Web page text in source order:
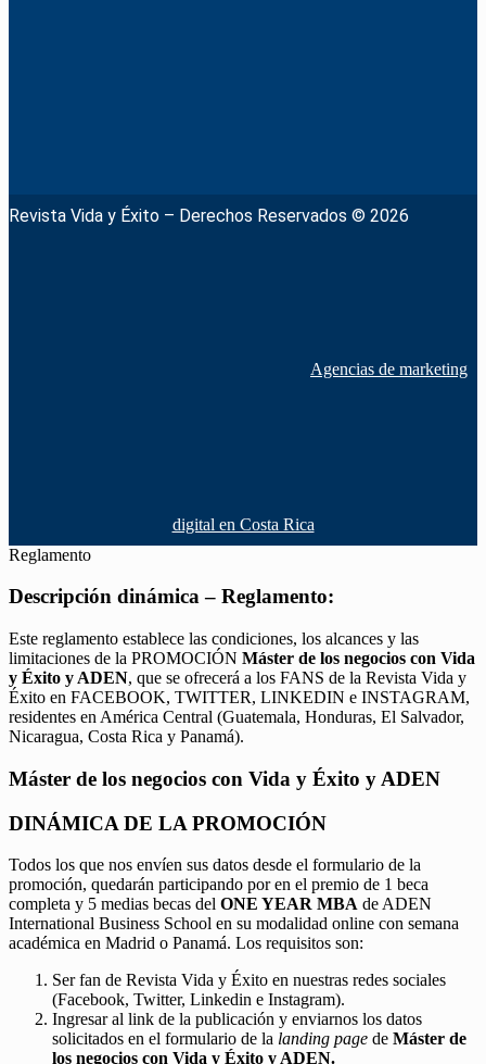
Revista Vida y Éxito – Derechos Reservados © 2026
Agencias de marketing
digital en Costa Rica
Reglamento
Descripción dinámica – Reglamento:
Este reglamento establece las condiciones, los alcances y las
limitaciones de la PROMOCIÓN Máster de los negocios con Vida
y Éxito y ADEN, que se ofrecerá a los FANS de la Revista Vida y
Éxito en FACEBOOK, TWITTER, LINKEDIN e INSTAGRAM,
residentes en América Central (Guatemala, Honduras, El Salvador,
Nicaragua, Costa Rica y Panamá).
Máster de los negocios con Vida y Éxito y ADEN
DINÁMICA DE LA PROMOCIÓN
Todos los que nos envíen sus datos desde el formulario de la
promoción, quedarán participando por en el premio de 1 beca
completa y 5 medias becas del ONE YEAR MBA de ADEN
International Business School en su modalidad online con semana
académica en Madrid o Panamá. Los requisitos son:
Ser fan de Revista Vida y Éxito en nuestras redes sociales
(Facebook, Twitter, Linkedin e Instagram).
Ingresar al link de la publicación y enviarnos los datos
solicitados en el formulario de la landing page de Máster de
los negocios con Vida y Éxito y ADEN.